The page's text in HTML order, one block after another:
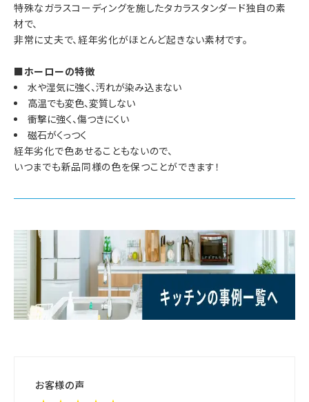
特殊なガラスコーディングを施したタカラスタンダード独自の素
材で、
非常に丈夫で、経年劣化がほとんど起きない素材です。
■ホーローの特徴
水や湿気に強く、汚れが染み込まない
高温でも変色、変質しない
衝撃に強く、傷つきにくい
磁石がくっつく
経年劣化で色あせることもないので、
いつまでも新品同様の色を保つことができます！
お客様の声